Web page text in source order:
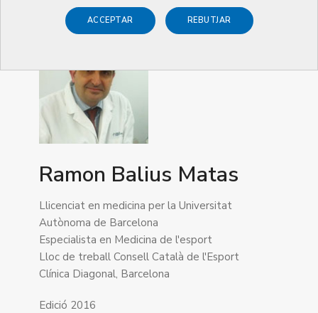
ACCEPTAR REBUTJAR
Ramon Balius Matas
Llicenciat en medicina per la Universitat
Autònoma de Barcelona
Especialista en Medicina de l'esport
Lloc de treball Consell Català de l'Esport
Clínica Diagonal, Barcelona
Edició 2016